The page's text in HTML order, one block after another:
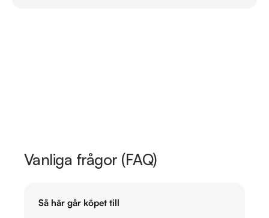
Vanliga frågor (FAQ)
Så här går köpet till